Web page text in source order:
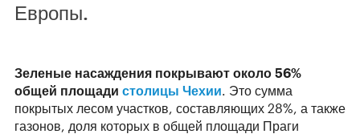
Европы.
Зеленые насаждения покрывают около 56%
общей площади столицы Чехии. Это сумма
покрытых лесом участков, составляющих 28%, а также
газонов, доля которых в общей площади Праги